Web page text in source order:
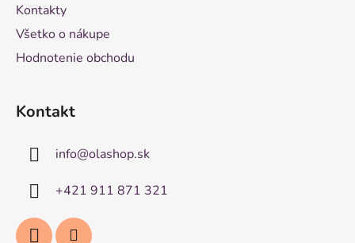
Kontakty
Všetko o nákupe
Hodnotenie obchodu
Kontakt
info@olashop.sk
+421 911 871 321